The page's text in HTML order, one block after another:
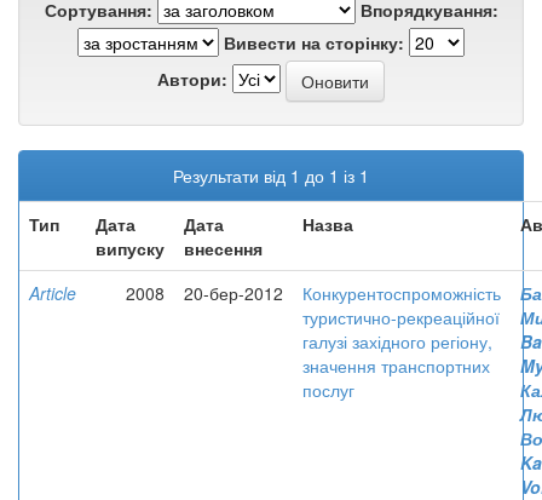
Сортування:
Впорядкування:
Вивести на сторінку:
Автори:
Результати від 1 до 1 із 1
Тип
Дата
випуску
Дата
внесення
Назва
Article 2008 20-бер-2012
Конкурентоспроможність
туристично-рекреаційної
галузі західного регіону,
значення транспортних
послуг